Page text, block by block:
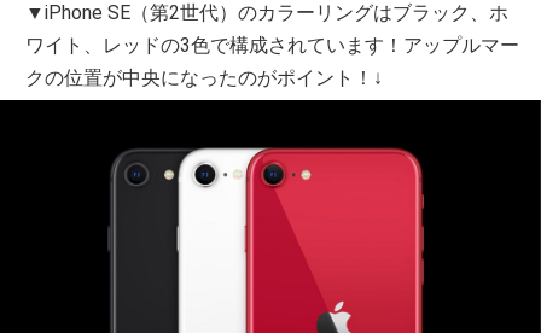
▼iPhone SE（第2世代）のカラーリングはブラック、ホ
ワイト、レッドの3色で構成されています！アップルマー
クの位置が中央になったのがポイント！↓